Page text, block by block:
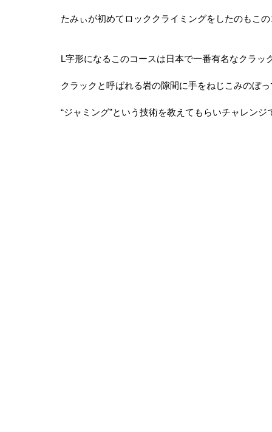
たみぃが初めてロッククライミングをしたのもこ
L字形になるこのコースは日本で一番有名なクラッ
クラックと呼ばれる岩の隙間に手をねじこみのぼ
“ジャミング”という技術を教えてもらいチャレンジ